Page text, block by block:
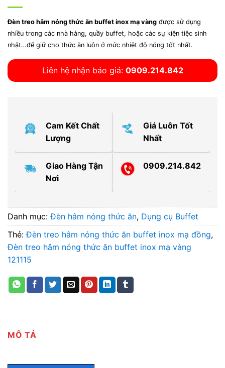
Đèn treo hâm nóng thức ăn buffet inox mạ vàng được sử dụng
nhiều trong các nhà hàng, quầy buffet, hoặc các sự kiện tiệc sinh
nhật…để giữ cho thức ăn luôn ở mức nhiệt độ nóng tốt nhất.
Liên hệ nhận báo giá: 0909.214.842
Cam Kết Chất
Lượng
Giá Luôn Tốt
Nhất
Giao Hàng Tận
Nơi
0909.214.842
Danh mục:Đèn hâm nóng thức ăn, Dụng cụ Buffet
Thẻ:Đèn treo hâm nóng thức ăn buffet inox mạ đồng,
Đèn treo hâm nóng thức ăn buffet inox mạ vàng
121115
MÔ TẢ